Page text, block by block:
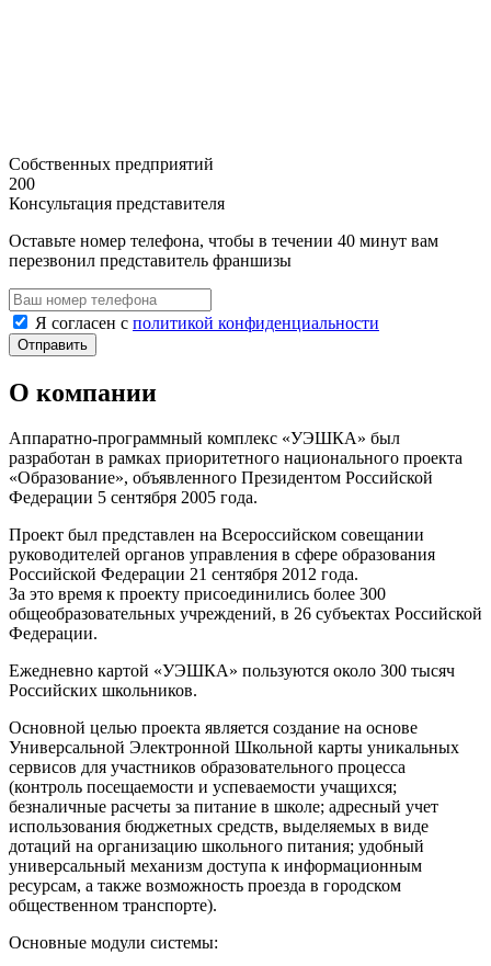
Собственных предприятий
200
Консультация представителя
Оставьте номер телефона, чтобы в течении 40 минут вам
перезвонил представитель франшизы
Я согласен с политикой конфиденциальности
О компании
Аппаратно-программный комплекс «УЭШКА» был
разработан в рамках приоритетного национального проекта
«Образование», объявленного Президентом Российской
Федерации 5 сентября 2005 года.
Проект был представлен на Всероссийском совещании
руководителей органов управления в сфере образования
Российской Федерации 21 сентября 2012 года.
За это время к проекту присоединились более 300
общеобразовательных учреждений, в 26 субъектах Российской
Федерации.
Ежедневно картой «УЭШКА» пользуются около 300 тысяч
Российских школьников.
Основной целью проекта является создание на основе
Универсальной Электронной Школьной карты уникальных
сервисов для участников образовательного процесса
(контроль посещаемости и успеваемости учащихся;
безналичные расчеты за питание в школе; адресный учет
использования бюджетных средств, выделяемых в виде
дотаций на организацию школьного питания; удобный
универсальный механизм доступа к информационным
ресурсам, а также возможность проезда в городском
общественном транспорте).
Основные модули системы: